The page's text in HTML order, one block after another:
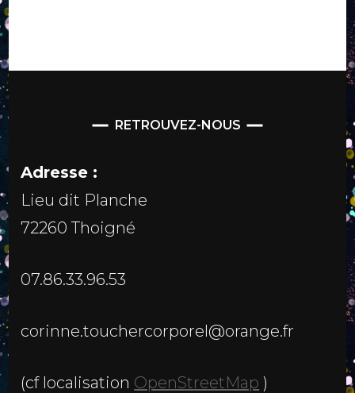
RETROUVEZ-NOUS
Adresse :
Lieu dit Planche
72260 Thoigné
07.86.33.96.53
corinne.touchercorporel@orange.fr
(cf localisation OpenStreetMap )